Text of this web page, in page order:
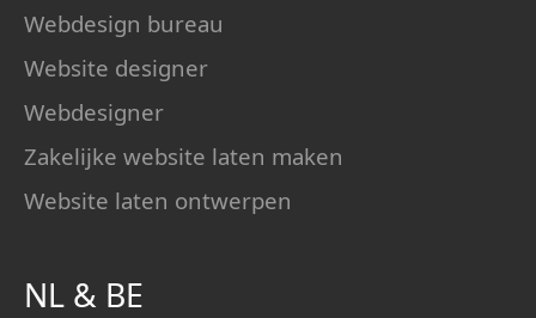
Webdesign bureau
Website designer
Webdesigner
Zakelijke website laten maken
Website laten ontwerpen
NL & BE